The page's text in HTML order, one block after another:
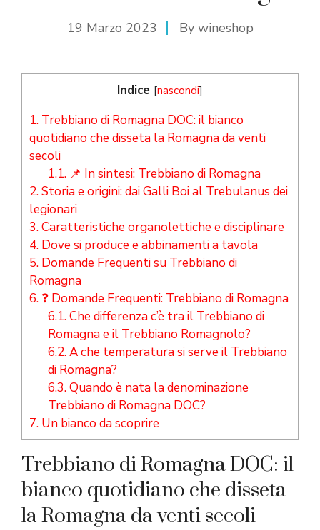
19 Marzo 2023 By wineshop
Indice [nascondi]
1. Trebbiano di Romagna DOC: il bianco
quotidiano che disseta la Romagna da venti
secoli
1.1.📌 In sintesi: Trebbiano di Romagna
2.Storia e origini: dai Galli Boi al Trebulanus dei
legionari
3.Caratteristiche organolettiche e disciplinare
4. Dove si produce e abbinamenti a tavola
5. Domande Frequenti su Trebbiano di
Romagna
6. ❓ Domande Frequenti: Trebbiano di Romagna
6.1.Che differenza c’è tra il Trebbiano di
Romagna e il Trebbiano Romagnolo?
6.2.A che temperatura si serve il Trebbiano
di Romagna?
6.3.Quando è nata la denominazione
Trebbiano di Romagna DOC?
7. Un bianco da scoprire
Trebbiano di Romagna DOC: il
bianco quotidiano che disseta
la Romagna da venti secoli